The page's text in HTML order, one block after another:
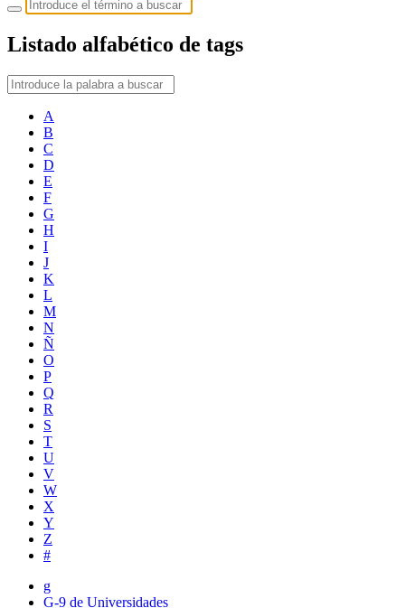
Listado alfabético de tags
A
B
C
D
E
F
G
H
I
J
K
L
M
N
Ñ
O
P
Q
R
S
T
U
V
W
X
Y
Z
#
g
G-9 de Universidades